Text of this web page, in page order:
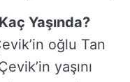
Yaşında?
oğlu Tan
yaşını